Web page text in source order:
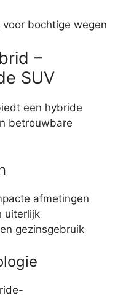
bochtige wegen
–
SUV
een hybride
betrouwbare
afmetingen
uiterlijk
gezinsgebruik